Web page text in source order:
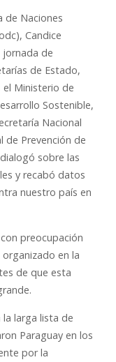
de Naciones
Candice
jornada de
de Estado,
Ministerio de
Sostenible,
Nacional
de Prevención de
sobre las
y recabó datos
nuestro país en
preocupación
en la
de que esta
la larga lista de
Paraguay en los
por la